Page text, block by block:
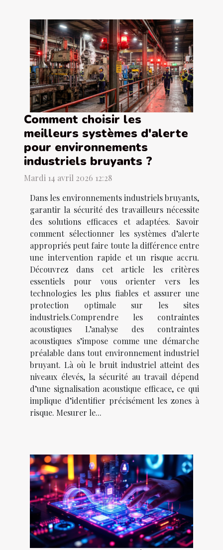
Comment choisir les
meilleurs systèmes d'alerte
pour environnements
industriels bruyants ?
Mardi 14 avril 2026 12:28
Dans les environnements industriels bruyants,
garantir la sécurité des travailleurs nécessite
des solutions efficaces et adaptées. Savoir
comment sélectionner les systèmes d’alerte
appropriés peut faire toute la différence entre
une intervention rapide et un risque accru.
Découvrez dans cet article les critères
essentiels pour vous orienter vers les
technologies les plus fiables et assurer une
protection optimale sur les sites
industriels.Comprendre les contraintes
acoustiques L’analyse des contraintes
acoustiques s’impose comme une démarche
préalable dans tout environnement industriel
bruyant. Là où le bruit industriel atteint des
niveaux élevés, la sécurité au travail dépend
d’une signalisation acoustique efficace, ce qui
implique d’identifier précisément les zones à
risque. Mesurer le...